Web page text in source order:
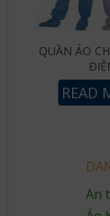
QUẦN ÁO
READ
An